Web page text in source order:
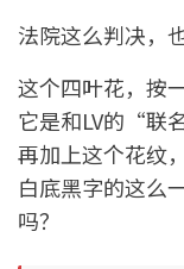
法院这么判决，
这个四叶花，按
它是和LV的“联
再加上这个花纹
白底黑字的这么
吗？